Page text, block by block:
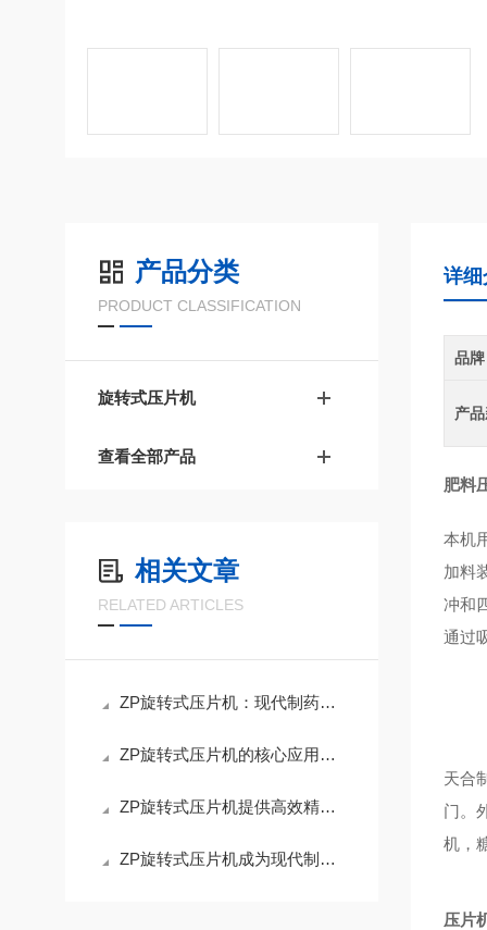
产品分类
PRODUCT CLASSIFICATION
旋转式压片机
查看全部产品
相关文章
RELATED ARTICLES
ZP旋转式压片机：现代制药工业化生产的核心装备
ZP旋转式压片机的核心应用场景
ZP旋转式压片机提供高效精准的压制解决方案
ZP旋转式压片机成为现代制药工业的“心脏”
详细
品牌
产
肥料
本机
加料
冲和
通过
天合
门。
机，
压片